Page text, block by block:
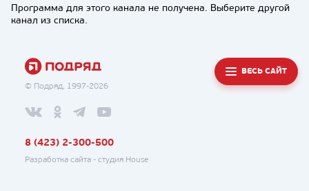
Программа для этого канала не получена. Выберите другой
канал из списка.
© Подряд, 1997-2026
ВЕСЬ САЙТ
8 (423) 2-300-500
Разработка сайта - студия House